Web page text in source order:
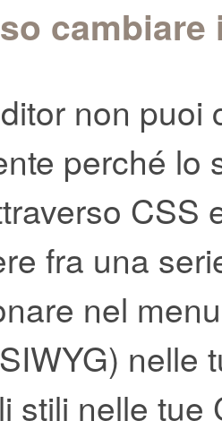
non puoi
perché lo
CSS
fra una
nel
nelle
stili nelle